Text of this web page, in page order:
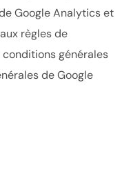
Google Analytics et
règles de
générales
de Google